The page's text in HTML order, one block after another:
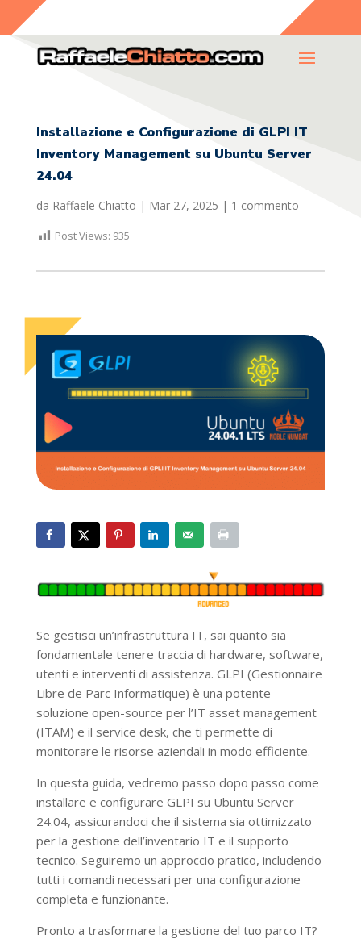
Installazione e Configurazione di GLPI IT
Inventory Management su Ubuntu Server
24.04
da Raffaele Chiatto | Mar 27, 2025 | 1 commento
Post Views: 935
Se gestisci un’infrastruttura IT, sai quanto sia
fondamentale tenere traccia di hardware, software,
utenti e interventi di assistenza. GLPI (Gestionnaire
Libre de Parc Informatique) è una potente
soluzione open-source per l’IT asset management
(ITAM) e il service desk, che ti permette di
monitorare le risorse aziendali in modo efficiente.
In questa guida, vedremo passo dopo passo come
installare e configurare GLPI su Ubuntu Server
24.04, assicurandoci che il sistema sia ottimizzato
per la gestione dell’inventario IT e il supporto
tecnico. Seguiremo un approccio pratico, includendo
tutti i comandi necessari per una configurazione
completa e funzionante.
Pronto a trasformare la gestione del tuo parco IT?